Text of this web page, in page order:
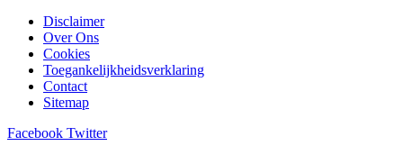
Disclaimer
Over Ons
Cookies
Toegankelijkheidsverklaring
Contact
Sitemap
Facebook Twitter